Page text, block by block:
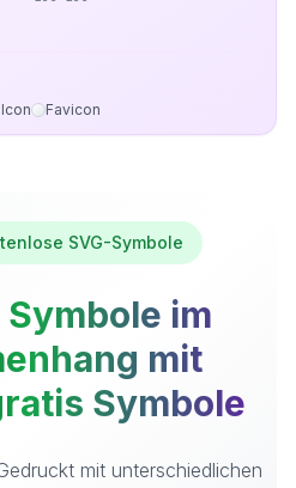
Favicon
SVG-Symbole
im
mit
Symbole
mit unterschiedlichen